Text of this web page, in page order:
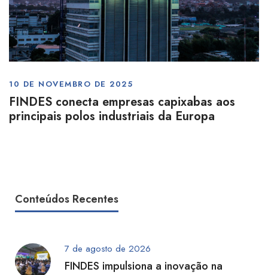
10 DE NOVEMBRO DE 2025
FINDES conecta empresas capixabas aos
principais polos industriais da Europa
Conteúdos Recentes
7 de agosto de 2026
FINDES impulsiona a inovação na